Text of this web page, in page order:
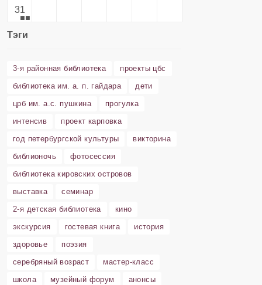
31
Тэги
3-я районная библиотека
проекты цбс
библиотека им. а. п. гайдара
дети
црб им. а.с. пушкина
прогулка
интенсив
проект карповка
год петербургской культуры
викторина
библионочь
фотосессия
библиотека кировских островов
выставка
семинар
2-я детская библиотека
кино
экскурсия
гостевая книга
история
здоровье
поэзия
серебряный возраст
мастер-класс
школа
музейный форум
анонсы